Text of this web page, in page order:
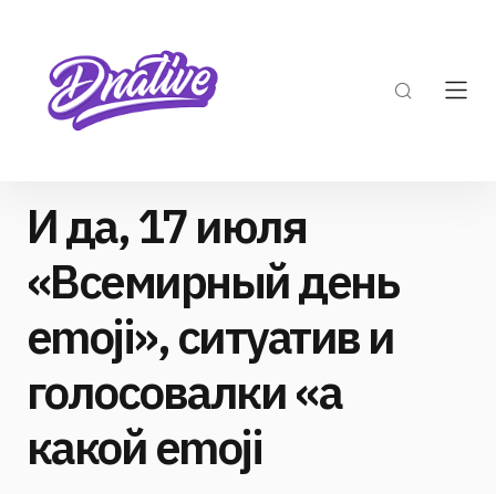
И да, 17 июля
«Всемирный день
emoji», ситуатив и
голосовалки «а
какой emoji